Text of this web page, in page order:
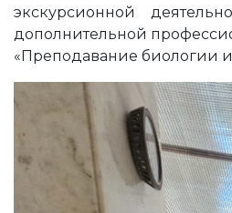
экскурсионной
дополнительной
«Преподавание биологии